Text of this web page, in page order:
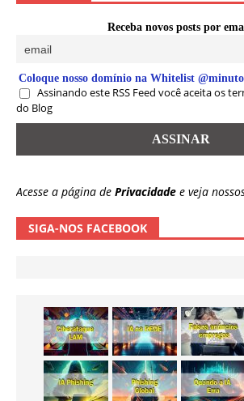
Receba novos posts por
Coloque nosso domínio na Whitelist
Assinando este RSS Feed você aceita os
do Blog
Acesse a página de Privacidade e veja
SIGA-NOS FACEBOOK